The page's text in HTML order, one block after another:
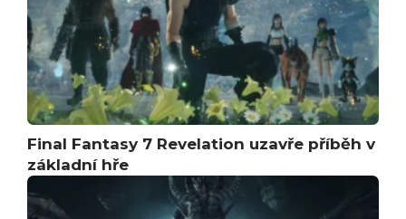
Final Fantasy 7 Revelation uzavře příběh v
základní hře